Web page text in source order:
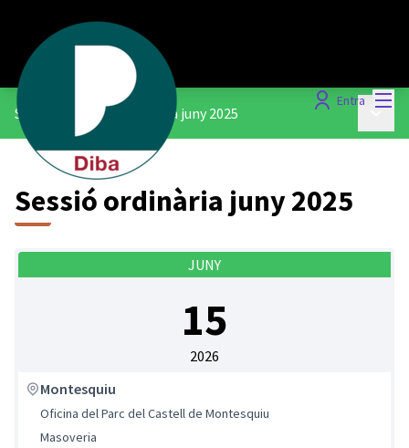
Entra
Sessions Sessió ordinària juny 2025
Sessió ordinària juny 2025
JUNY
15
2026
Montesquiu
Oficina del Parc del Castell de Montesquiu
Masoveria